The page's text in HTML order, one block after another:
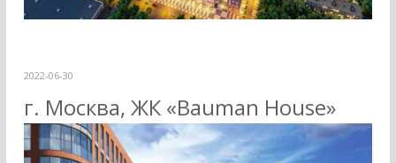
2022-06-30
г. Москва, ЖК «Bauman House»